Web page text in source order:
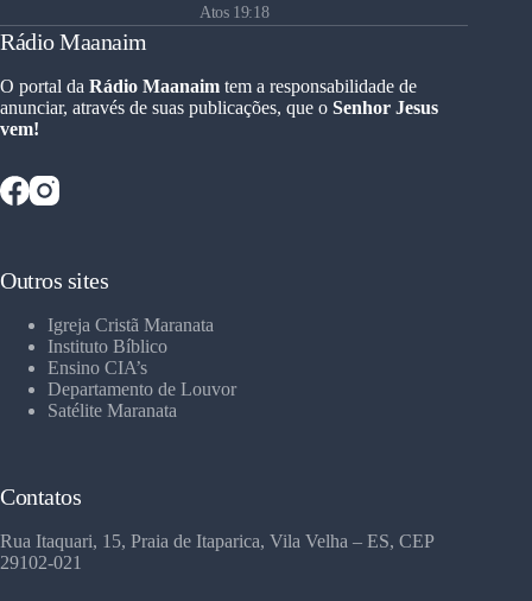
Atos 19:18
Rádio Maanaim
O portal da Rádio Maanaim tem a responsabilidade de
anunciar, através de suas publicações, que o Senhor Jesus
vem!
Outros sites
Igreja Cristã Maranata
Instituto Bíblico
Ensino CIA’s
Departamento de Louvor
Satélite Maranata
Contatos
Rua Itaquari, 15, Praia de Itaparica, Vila Velha – ES, CEP
29102-021